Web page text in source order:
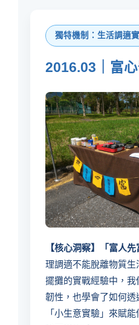
獨特機制：生活調適
2016.03｜富
【核心洞察】「富人先
理調適不能脫離物質
擺攤的實戰經驗中，
韌性，也學會了如何
「小生意實驗」來賦